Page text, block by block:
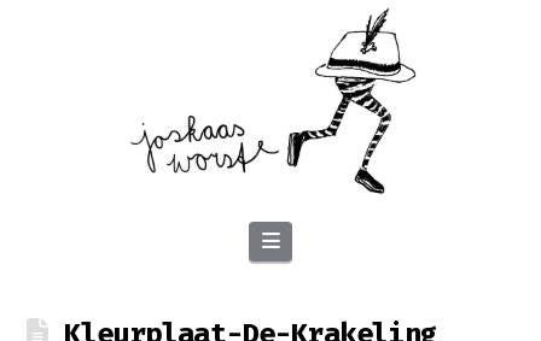
Navigation
Kleurplaat-De-Krakeling